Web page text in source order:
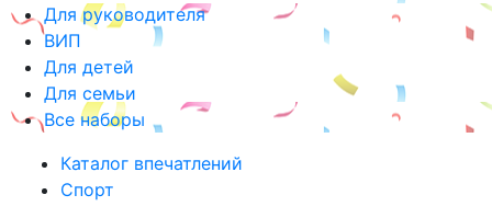
Для руководителя
ВИП
Для детей
Для семьи
Все наборы
Каталог впечатлений
Спорт